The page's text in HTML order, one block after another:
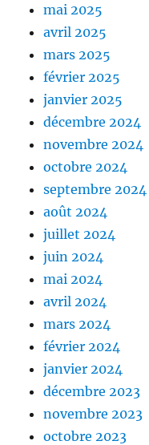
mai 2025
avril 2025
mars 2025
février 2025
janvier 2025
décembre 2024
novembre 2024
octobre 2024
septembre 2024
août 2024
juillet 2024
juin 2024
mai 2024
avril 2024
mars 2024
février 2024
janvier 2024
décembre 2023
novembre 2023
octobre 2023